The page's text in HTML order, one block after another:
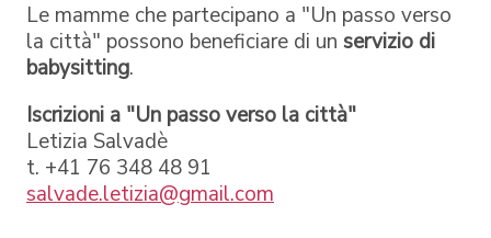
Le mamme che partecipano a "Un passo verso
la città" possono beneficiare di un servizio di
babysitting.
Iscrizioni a "Un passo verso la città"
Letizia Salvadè
t. +41 76 348 48 91
salvade.letizia@gmail.com